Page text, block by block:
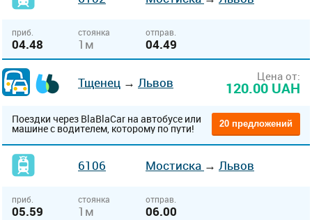
приб.
04.48
стоянка
1м
отправ.
04.49
Тщенец → Львов Цена от:
120.00 UAH
Поездки через BlaBlaCar на автобусе или
машине с водителем, которому по пути! 20 предложений
6106 Мостиска → Львов
приб.
05.59
стоянка
1м
отправ.
06.00